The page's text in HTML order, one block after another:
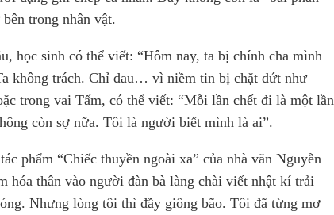
trong nhân vật.
học sinh có thể viết: “Hôm nay, ta bị chính cha mình
không trách. Chỉ đau… vì niềm tin bị chặt đứt như
trong vai Tấm, có thể viết: “Mỗi lần chết đi là một lần
còn sợ nữa. Tôi là người biết mình là ai”.
phẩm “Chiếc thuyền ngoài xa” của nhà văn Nguyễn
hóa thân vào người đàn bà làng chài viết nhật kí trải
Nhưng lòng tôi thì đầy giông bão. Tôi đã từng mơ